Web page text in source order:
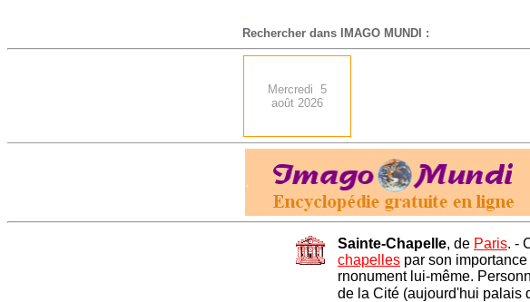
-
Rechercher dans IMAGO MUNDI :
Mercredi 5
août 2026
.
Sainte-Chapelle, de Paris. -
chapelles par son
rnonument lui-même.
de la Cité (aujourd'hui palais